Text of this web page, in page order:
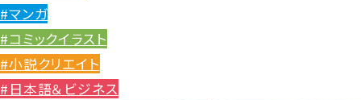
#マンガ
#コミックイラスト
#小説クリエイト
#日本語＆ビジネス